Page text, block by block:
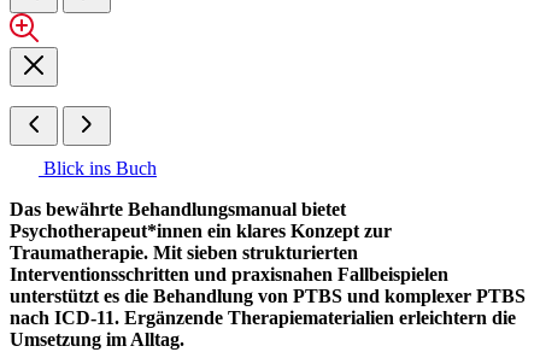
Blick ins Buch
Das bewährte Behandlungsmanual bietet
Psychotherapeut*innen ein klares Konzept zur
Traumatherapie. Mit sieben strukturierten
Interventionsschritten und praxisnahen Fallbeispielen
unterstützt es die Behandlung von PTBS und komplexer PTBS
nach ICD-11. Ergänzende Therapiematerialien erleichtern die
Umsetzung im Alltag.